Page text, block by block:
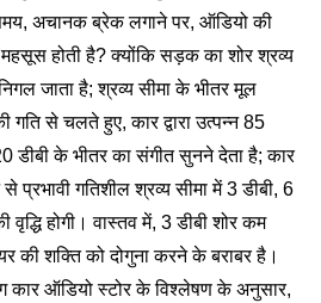
अचानक ब्रेक लगाने पर, ऑडियो की
होती है? क्योंकि सड़क का शोर श्रव्य
जाता है; श्रव्य सीमा के भीतर मूल
से चलते हुए, कार द्वारा उत्पन्न 85
डीबी के भीतर का संगीत सुनने देता है; कार
गतिशील श्रव्य सीमा में 3 डीबी, 6
वृद्धि होगी। वास्तव में, 3 डीबी शोर कम
की शक्ति को दोगुना करने के बराबर है।
ऑडियो स्टोर के विश्लेषण के अनुसार,